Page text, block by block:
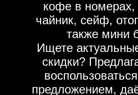
кофе в номерах,
чайник, сейф,
также мини
Ищете
скидки?
предложением,